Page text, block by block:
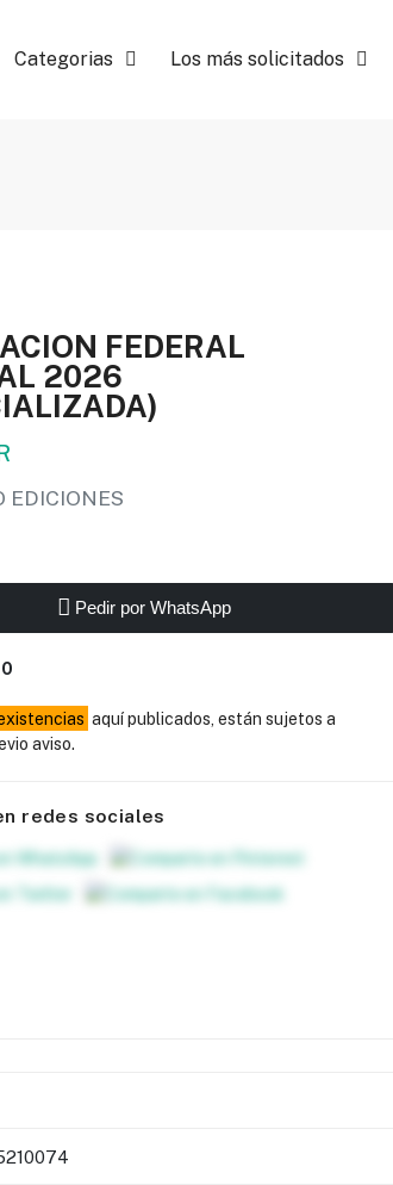
Categorias Los más solicitados
FEDERAL
2026
EDICIONES
Pedir por WhatsApp
0
aquí publicados, están sujetos a
aviso.
redes sociales